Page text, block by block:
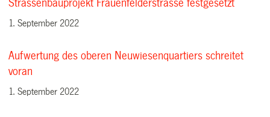
Strassenbauprojekt Frauenfelderstrasse festgesetzt
1. September 2022
Aufwertung des oberen Neuwiesenquartiers schreitet
voran
1. September 2022